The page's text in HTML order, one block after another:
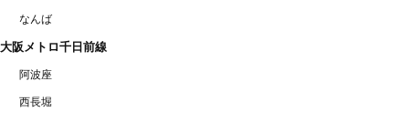
なんば
大阪メトロ千日前線
阿波座
西長堀